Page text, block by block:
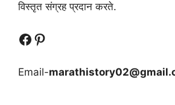
विस्तृत संग्रह प्रदान करते.
Follow UsFollow us
Email-